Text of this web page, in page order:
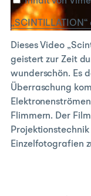
Dieses Video
geistert zur Zeit
wunderschön. Es
Überraschung
Flimmern. Der
Einzelfotografien